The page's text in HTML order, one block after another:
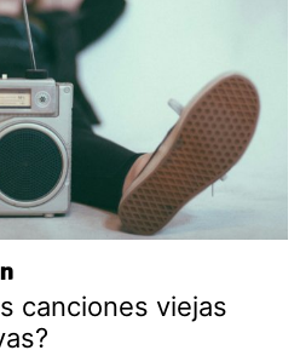
canciones viejas